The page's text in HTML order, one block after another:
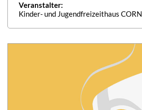
Veranstalter:
Kinder- und Jugendfreizeithaus CORN